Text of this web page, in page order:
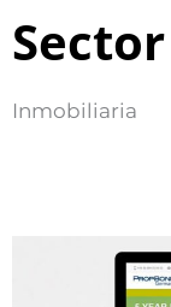
Sector
Inmobiliaria